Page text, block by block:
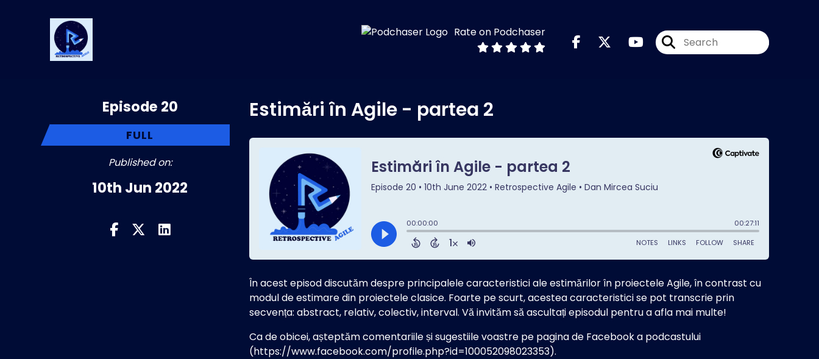
Rate on Podchaser
Episode 20
FULL
Published on:
10th Jun 2022
Estimări în Agile - partea 2
În acest episod discutăm despre principalele caracteristici ale estimărilor în proiectele Agile, în contrast cu
modul de estimare din proiectele clasice. Foarte pe scurt, acestea caracteristici se pot transcrie prin
secvența: abstract, relativ, colectiv, interval. Vă invităm să ascultați episodul pentru a afla mai multe!
Ca de obicei, așteptăm comentariile și sugestiile voastre pe pagina de Facebook a podcastului
(https://www.facebook.com/profile.php?id=100052098023353).